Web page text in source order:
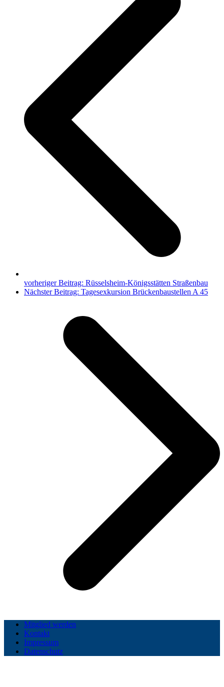
vorheriger Beitrag: Rüsselsheim-Königsstätten Straßenbau
Nächster Beitrag: Tagesexkursion Brückenbaustellen A 45
Mitglied werden
Kontakt
Impressum
Datenschutz